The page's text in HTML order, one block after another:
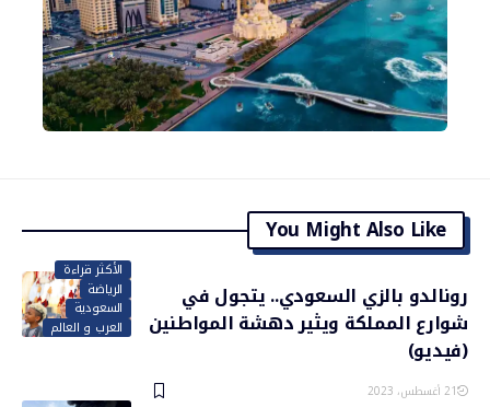
You Might Also Like
الأكثر قراءة
الرياضة
السعودية
العرب و العالم
رونالدو بالزي السعودي.. يتجول في
شوارع المملكة ويثير دهشة المواطنين
(فيديو)
21 أغسطس، 2023